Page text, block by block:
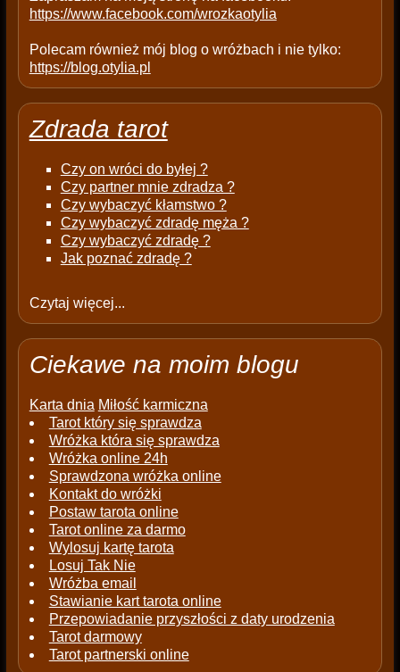
https://www.facebook.com/wrozkaotylia
Polecam również mój blog o wróżbach i nie tylko:
https://blog.otylia.pl
Zdrada tarot
Czy on wróci do byłej ?
Czy partner mnie zdradza ?
Czy wybaczyć kłamstwo ?
Czy wybaczyć zdradę męża ?
Czy wybaczyć zdradę ?
Jak poznać zdradę ?
Czytaj więcej...
Ciekawe na moim blogu
Karta dnia Miłość karmiczna
Tarot który się sprawdza
Wróżka która się sprawdza
Wróżka online 24h
Sprawdzona wróżka online
Kontakt do wróżki
Postaw tarota online
Tarot online za darmo
Wylosuj kartę tarota
Losuj Tak Nie
Wróżba email
Stawianie kart tarota online
Przepowiadanie przyszłości z daty urodzenia
Tarot darmowy
Tarot partnerski online